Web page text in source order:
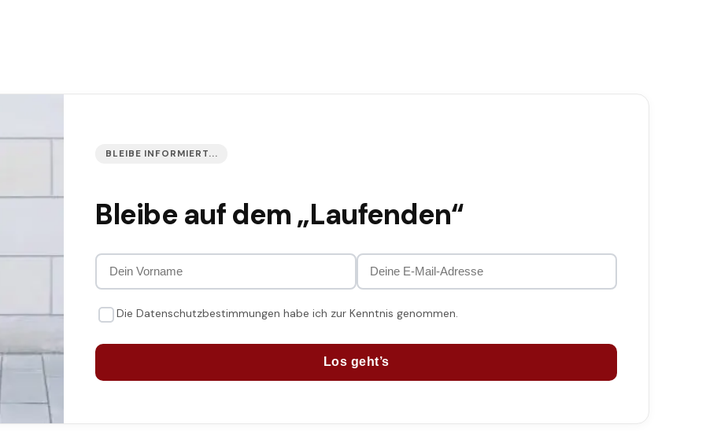
BLEIBE INFORMIERT...
Bleibe auf dem „Laufenden“
Die Datenschutzbestimmungen habe ich zur Kenntnis genommen.
Los geht’s